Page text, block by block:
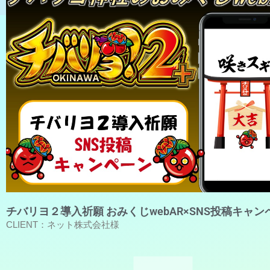
チバリヨ２導入祈願 おみくじwebAR×SNS投稿キャン
CLIENT：ネット株式会社様